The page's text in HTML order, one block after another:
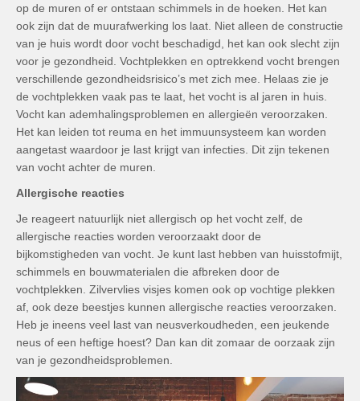
op de muren of er ontstaan schimmels in de hoeken. Het kan
ook zijn dat de muurafwerking los laat. Niet alleen de constructie
van je huis wordt door vocht beschadigd, het kan ook slecht zijn
voor je gezondheid. Vochtplekken en optrekkend vocht brengen
verschillende gezondheidsrisico’s met zich mee. Helaas zie je
de vochtplekken vaak pas te laat, het vocht is al jaren in huis.
Vocht kan ademhalingsproblemen en allergieën veroorzaken.
Het kan leiden tot reuma en het immuunsysteem kan worden
aangetast waardoor je last krijgt van infecties. Dit zijn tekenen
van vocht achter de muren.
Allergische reacties
Je reageert natuurlijk niet allergisch op het vocht zelf, de
allergische reacties worden veroorzaakt door de
bijkomstigheden van vocht. Je kunt last hebben van huisstofmijt,
schimmels en bouwmaterialen die afbreken door de
vochtplekken. Zilvervlies visjes komen ook op vochtige plekken
af, ook deze beestjes kunnen allergische reacties veroorzaken.
Heb je ineens veel last van neusverkoudheden, een jeukende
neus of een heftige hoest? Dan kan dit zomaar de oorzaak zijn
van je gezondheidsproblemen.